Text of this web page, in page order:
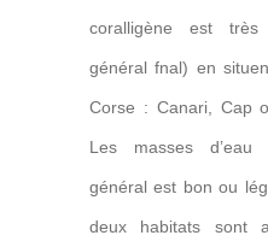
coralligène est
général fnal) en
Corse : Canari, Cap
Les masses d’eau
général est bon ou
deux habitats sont